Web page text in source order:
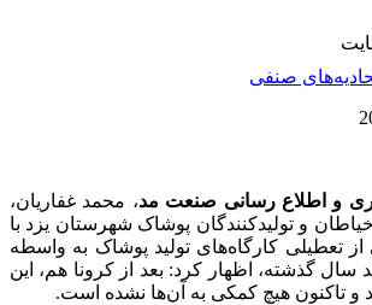
صنفی
و اطلاع رسانی صنعت مد، محمد غفاریان،
و تولیدکنندگان پوشاک شهرستان یزد با
تعطیلی کارگاه‌های تولید پوشاک به واسطه
سال گذشته، اظهار کرد: بعد از کرونا هم، این
و تاکنون هیچ کمکی به آن‌ها نشده است.